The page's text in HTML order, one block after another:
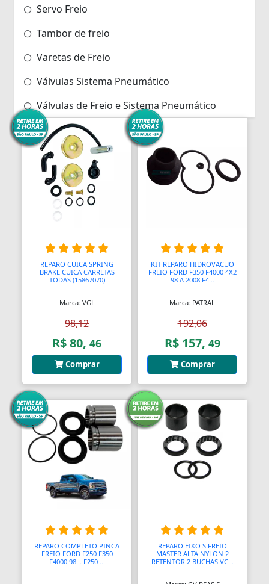
Servo Freio
Tambor de freio
Varetas de Freio
Válvulas Sistema Pneumático
Válvulas de Freio e Sistema Pneumático
REPARO CUICA SPRING
BRAKE CUICA CARRETAS
TODAS (15867070)
Marca: VGL
98,12
R$ 80, 46
Comprar
KIT REPARO HIDROVACUO
FREIO FORD F350 F4000 4X2
98 A 2008 F4...
Marca: PATRAL
192,06
R$ 157, 49
Comprar
REPARO COMPLETO PINCA
FREIO FORD F250 F350
F4000 98... F250 ...
REPARO EIXO S FREIO
MASTER ALTA NYLON 2
RETENTOR 2 BUCHAS VC...